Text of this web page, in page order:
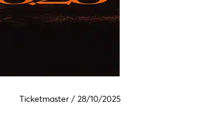
Ticketmaster / 28/10/2025